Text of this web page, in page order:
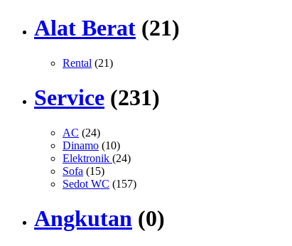
Alat Berat (21)
Rental (21)
Service (231)
AC (24)
Dinamo (10)
Elektronik (24)
Sofa (15)
Sedot WC (157)
Angkutan (0)